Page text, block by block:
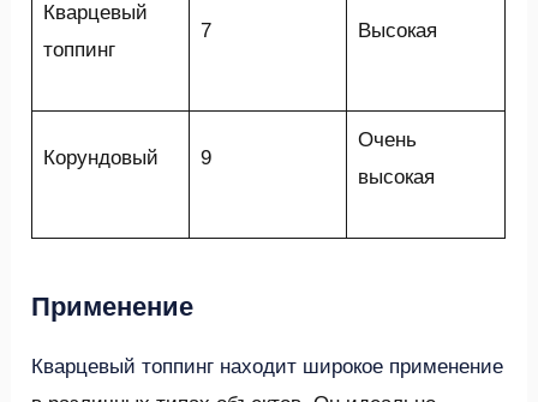
Кварцевый
топпинг
7 Высокая
Корундовый 9
Очень
высокая
Применение
Кварцевый топпинг находит широкое применение